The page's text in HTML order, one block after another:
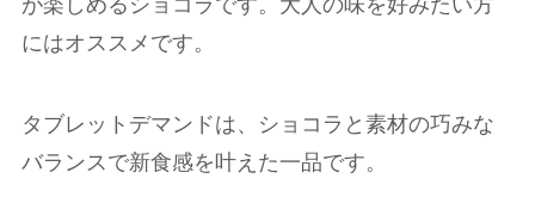
が楽しめるショコラです。大人の味を好みたい方
にはオススメです。
タブレットデマンドは、ショコラと素材の巧みな
バランスで新食感を叶えた一品です。